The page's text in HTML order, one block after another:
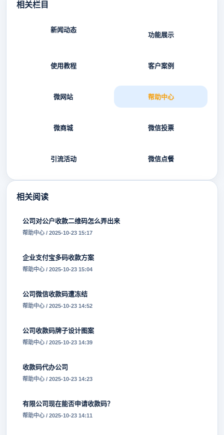
相关栏目
新闻动态
功能展示
使用教程 客户案例
微网站 帮助中心
微商城 微信投票
引流活动 微信点餐
相关阅读
公司对公户收款二维码怎么弄出来
帮助中心 / 2025-10-23 15:17
企业支付宝多码收款方案
帮助中心 / 2025-10-23 15:04
公司微信收款码遭冻结
帮助中心 / 2025-10-23 14:52
公司收款码牌子设计图案
帮助中心 / 2025-10-23 14:39
收款码代办公司
帮助中心 / 2025-10-23 14:23
有限公司现在能否申请收款码？
帮助中心 / 2025-10-23 14:11